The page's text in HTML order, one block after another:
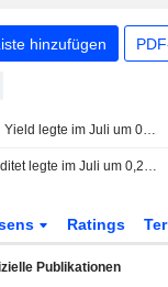
hinzufügen
Simplicity High Yield legte im Juli um 0,43 % zu - profitiert von starkem Quartalsbericht von Hoist Finance
Simplicity Likviditet legte im Juli um 0,22 % zu - Renditeanstieg und sommerliche Ruhe am Kreditmarkt
Ratings
Publikationen